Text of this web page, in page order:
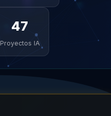
47
Proyectos IA
por nuestros clientes